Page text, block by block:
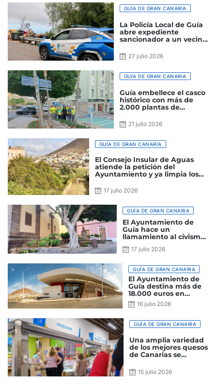
GUÍA DE GRAN CANARIA
La Policía Local de Guía
abre expediente
sancionador a un vecino
enseres junto a la vía
pública
27 julio 2026
GUÍA DE GRAN CANARIA
Guía embellece el casco
histórico con más de
2.000 plantas de
Fiestas de la Virgen
21 julio 2026
GUÍA DE GRAN CANARIA
El Consejo Insular de Aguas
atiende la petición del
Ayuntamiento y ya limpia los
Guía17 julio 2026
GUÍA DE GRAN CANARIA
El Ayuntamiento de
Guía hace un
llamamiento al civismo
para proteger los
parques y jardines del
17 julio 2026
GUÍA DE GRAN CANARIA
El Ayuntamiento de
Guía destina más de
18.000 euros en
modernizar y
promocionar el
16 julio 2026
GUÍA DE GRAN CANARIA
Una amplia variedad
de los mejores quesos
de Canarias se
Mercado de Guía
15 julio 2026